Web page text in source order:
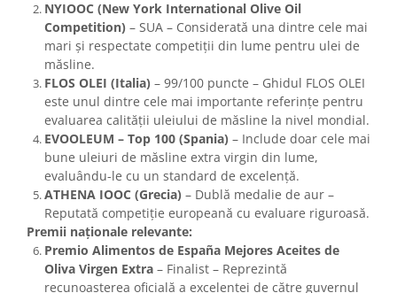
NYIOOC (New York International Olive Oil
Competition) – SUA – Considerată una dintre cele mai
mari și respectate competiții din lume pentru ulei de
măsline.
FLOS OLEI (Italia) – 99/100 puncte – Ghidul FLOS OLEI
este unul dintre cele mai importante referințe pentru
evaluarea calității uleiului de măsline la nivel mondial.
EVOOLEUM – Top 100 (Spania) – Include doar cele mai
bune uleiuri de măsline extra virgin din lume,
evaluându-le cu un standard de excelență.
ATHENA IOOC (Grecia) – Dublă medalie de aur –
Reputată competiție europeană cu evaluare riguroasă.
Premii naționale relevante:
Premio Alimentos de España Mejores Aceites de
Oliva Virgen Extra – Finalist – Reprezintă
recunoașterea oficială a excelenței de către guvernul